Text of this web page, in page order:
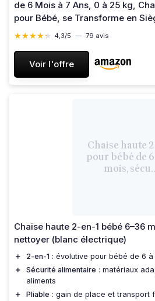
de 6 Mois à 7 Ans, 0 à 25 kg,
pour Bébé, se Transforme en
Tabouret Bas et Bureau avec
★★★★★
★★★★★ 4,3/5 — 79 avis
Voir l'offre
Chaise haute 2
pour bébé de
mois,
Chaise haute 2-en-1 bébé 6–36
nettoyer (blanc électrique)
＋ 2-en-1 : évolutive pour bébé de 6 à
＋
Sécurité alimentaire : matériaux
aliments
＋
Pliable : gain de place et transport